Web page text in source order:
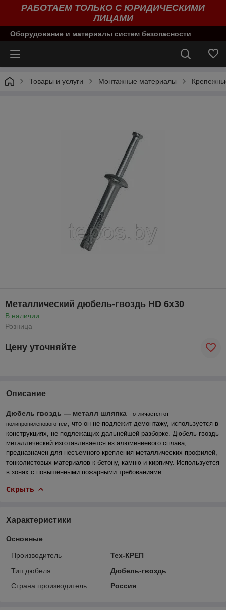
РАБОТАЕМ ТОЛЬКО С ЮРИДИЧЕСКИМИ
ЛИЦАМИ
Оборудование и материалы систем безопасности
Товары и услуги Монтажные материалы
Металлический дюбель-гвоздь HD 6х30
В наличии
Розница
Цену уточняйте
Описание
Дюбель гвоздь ― металл шляпка - отличается от
полипропиленового тем
, что он не подлежит демонтажу, используется в
конструкциях, не подлежащих дальнейшей разборке. Дюбель гвоздь
металлический изготавливается из алюминиевого сплава,
предназначен для несъемного крепления металлических профилей,
тонколистовых материалов к бетону, камню и кирпичу. Используется
в зонах с повышенными пожарными требованиями.
Скрыть
Характеристики
Основные
Производитель
Тех-КРЕП
Тип дюбеля
Дюбель-гвоздь
Страна производитель
Россия